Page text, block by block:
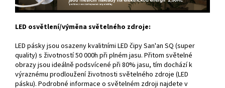
LED osvětlení/výměna světelného zdroje:
LED pásky jsou osazeny kvalitními LED čipy San'an SQ (super
quality) s životností 50 000h při plném jasu. Přitom světelné
obrazy jsou ideálně podsvícené při 80% jasu, tím dochází k
výraznému prodloužení životnosti světelného zdroje (LED
pásku). Podrobné informace o světelném zdroji najdete v